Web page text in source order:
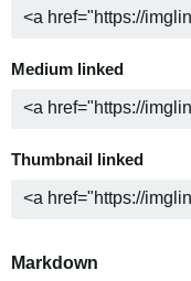
Medium linked
Thumbnail linked
Markdown